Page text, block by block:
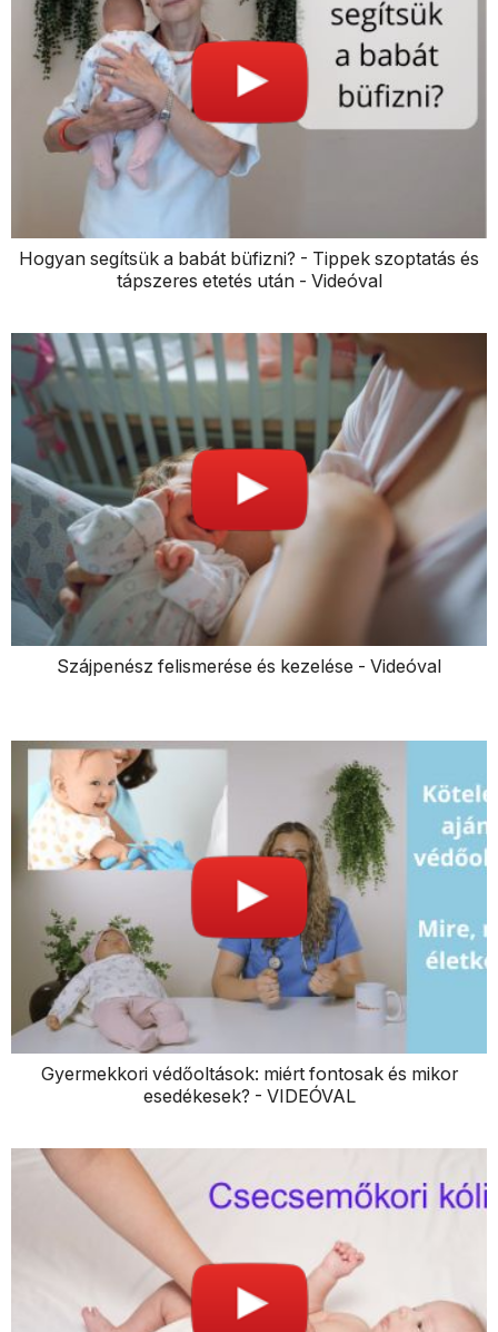
Hogyan segítsük a babát büfizni? - Tippek szoptatás és
tápszeres etetés után - Videóval
Szájpenész felismerése és kezelése - Videóval
Gyermekkori védőoltások: miért fontosak és mikor
esedékesek? - VIDEÓVAL